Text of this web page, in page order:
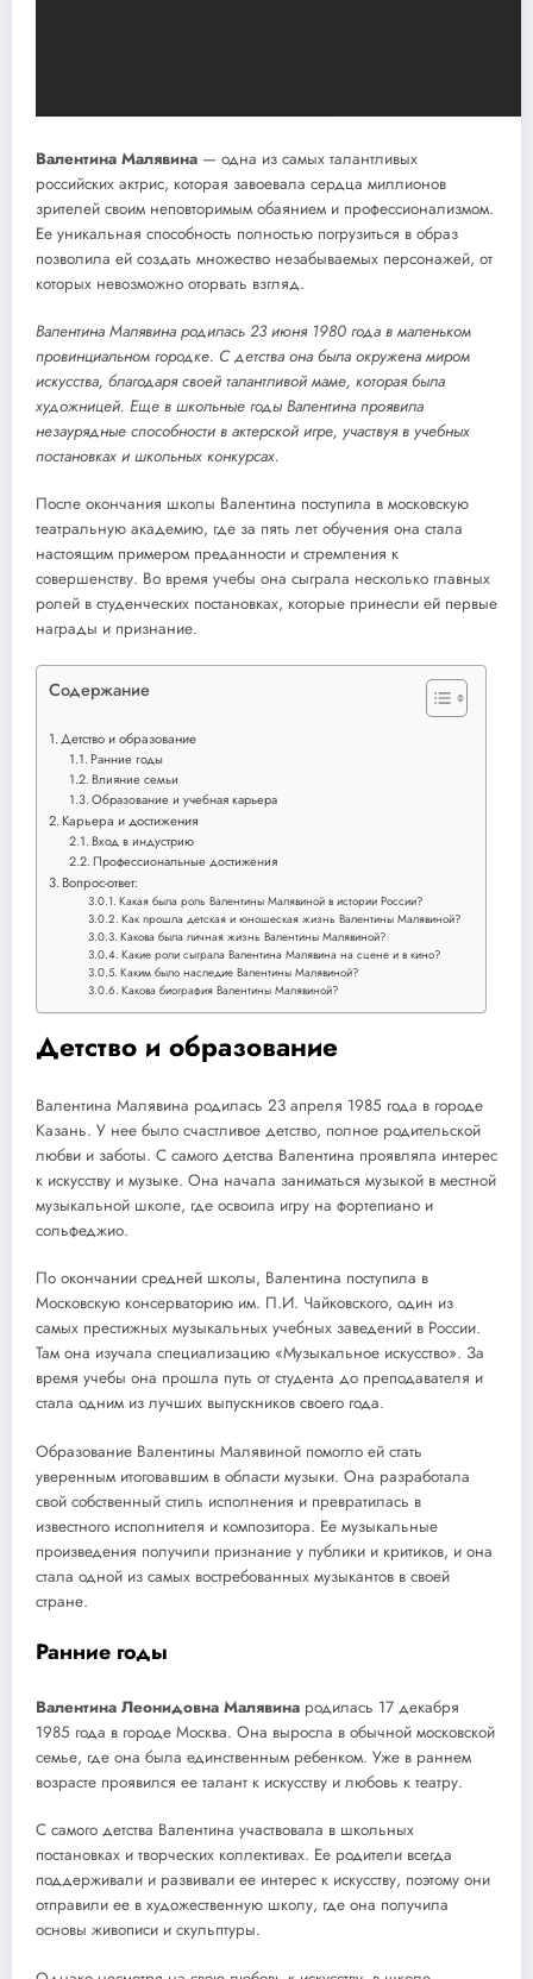
Валентина Малявина — одна из самых талантливых
российских актрис, которая завоевала сердца миллионов
зрителей своим неповторимым обаянием и профессионализмом.
Ее уникальная способность полностью погрузиться в образ
позволила ей создать множество незабываемых персонажей, от
которых невозможно оторвать взгляд.
Валентина Малявина родилась 23 июня 1980 года в маленьком
провинциальном городке. С детства она была окружена миром
искусства, благодаря своей талантливой маме, которая была
художницей. Еще в школьные годы Валентина проявила
незаурядные способности в актерской игре, участвуя в учебных
постановках и школьных конкурсах.
После окончания школы Валентина поступила в московскую
театральную академию, где за пять лет обучения она стала
настоящим примером преданности и стремления к
совершенству. Во время учебы она сыграла несколько главных
ролей в студенческих постановках, которые принесли ей первые
награды и признание.
Содержание
Детство и образование
Ранние годы
Влияние семьи
Образование и учебная карьера
Карьера и достижения
Вход в индустрию
Профессиональные достижения
Вопрос-ответ:
Какая была роль Валентины Малявиной в истории России?
Как прошла детская и юношеская жизнь Валентины Малявиной?
Какова была личная жизнь Валентины Малявиной?
Какие роли сыграла Валентина Малявина на сцене и в кино?
Каким было наследие Валентины Малявиной?
Какова биография Валентины Малявиной?
Детство и образование
Валентина Малявина родилась 23 апреля 1985 года в городе
Казань. У нее было счастливое детство, полное родительской
любви и заботы. С самого детства Валентина проявляла интерес
к искусству и музыке. Она начала заниматься музыкой в местной
музыкальной школе, где освоила игру на фортепиано и
сольфеджио.
По окончании средней школы, Валентина поступила в
Московскую консерваторию им. П.И. Чайковского, один из
самых престижных музыкальных учебных заведений в России.
Там она изучала специализацию «Музыкальное искусство». За
время учебы она прошла путь от студента до преподавателя и
стала одним из лучших выпускников своего года.
Образование Валентины Малявиной помогло ей стать
уверенным итоговавшим в области музыки. Она разработала
свой собственный стиль исполнения и превратилась в
известного исполнителя и композитора. Ее музыкальные
произведения получили признание у публики и критиков, и она
стала одной из самых востребованных музыкантов в своей
стране.
Ранние годы
Валентина Леонидовна Малявина родилась 17 декабря
1985 года в городе Москва. Она выросла в обычной московской
семье, где она была единственным ребенком. Уже в раннем
возрасте проявился ее талант к искусству и любовь к театру.
С самого детства Валентина участвовала в школьных
постановках и творческих коллективах. Ее родители всегда
поддерживали и развивали ее интерес к искусству, поэтому они
отправили ее в художественную школу, где она получила
основы живописи и скульптуры.